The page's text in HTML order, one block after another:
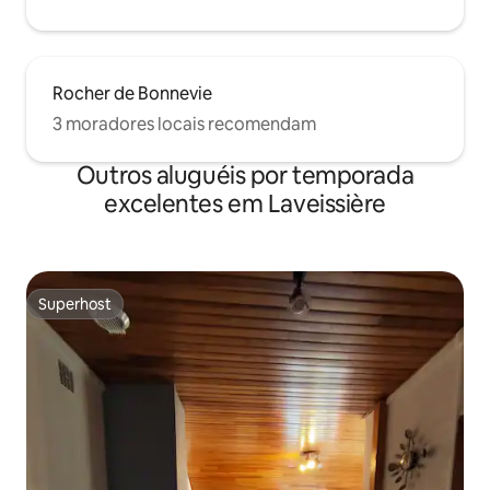
Rocher de Bonnevie
3 moradores locais recomendam
Outros aluguéis por temporada
excelentes em Laveissière
Superhost
Superhost